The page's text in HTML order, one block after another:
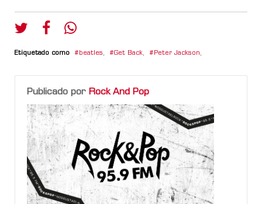
Etiquetado como beatles, Get Back, Peter Jackson,
Publicado por Rock And Pop